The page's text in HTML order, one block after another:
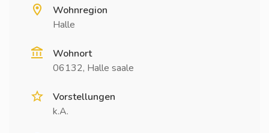
Wohnregion
Halle
Wohnort
06132, Halle saale
Vorstellungen
k.A.